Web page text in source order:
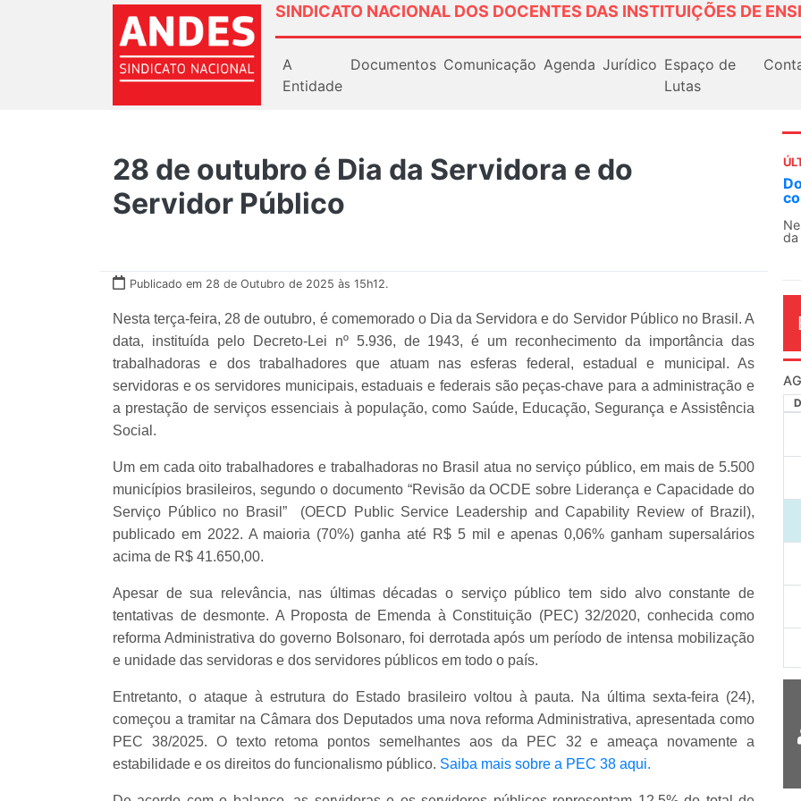
SINDICATO NACIONAL DOS DOCENTES DAS INSTITUIÇÕES DE
A
Entidade
Documentos Comunicação Agenda Jurídico Espaço de
Lutas
28 de outubro é Dia da Servidora e do
Servidor Público
Publicado em 28 de Outubro de 2025 às 15h12.
Nesta terça-feira, 28 de outubro, é comemorado o Dia da Servidora e do Servidor Público no Brasil. A
data, instituída pelo Decreto-Lei nº 5.936, de 1943, é um reconhecimento da importância das
trabalhadoras e dos trabalhadores que atuam nas esferas federal, estadual e municipal. As
servidoras e os servidores municipais, estaduais e federais são peças-chave para a administração e
a prestação de serviços essenciais à população, como Saúde, Educação, Segurança e Assistência
Social.
Um em cada oito trabalhadores e trabalhadoras no Brasil atua no serviço público, em mais de 5.500
municípios brasileiros, segundo o documento “Revisão da OCDE sobre Liderança e Capacidade do
Serviço Público no Brasil” (OECD Public Service Leadership and Capability Review of Brazil),
publicado em 2022. A maioria (70%) ganha até R$ 5 mil e apenas 0,06% ganham supersalários
acima de R$ 41.650,00.
Apesar de sua relevância, nas últimas décadas o serviço público tem sido alvo constante de
tentativas de desmonte. A Proposta de Emenda à Constituição (PEC) 32/2020, conhecida como
reforma Administrativa do governo Bolsonaro, foi derrotada após um período de intensa mobilização
e unidade das servidoras e dos servidores públicos em todo o país.
Entretanto, o ataque à estrutura do Estado brasileiro voltou à pauta. Na última sexta-feira (24),
começou a tramitar na Câmara dos Deputados uma nova reforma Administrativa, apresentada como
PEC 38/2025. O texto retoma pontos semelhantes aos da PEC 32 e ameaça novamente a
estabilidade e os direitos do funcionalismo público. Saiba mais sobre a PEC 38 aqui.
Docentes paralisam novamente as atividades
O